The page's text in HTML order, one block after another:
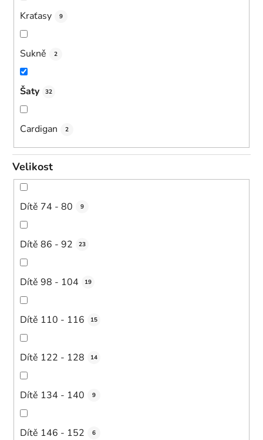
Kraťasy 9
Sukně 2
Šaty 32
Cardigan 2
Velikost
Dítě 74 - 80 9
Dítě 86 - 92 23
Dítě 98 - 104 19
Dítě 110 - 116 15
Dítě 122 - 128 14
Dítě 134 - 140 9
Dítě 146 - 152 6